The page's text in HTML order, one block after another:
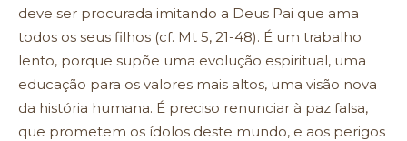
deve ser procurada imitando a Deus Pai que ama
todos os seus filhos (cf. Mt 5, 21-48). É um trabalho
lento, porque supõe uma evolução espiritual, uma
educação para os valores mais altos, uma visão nova
da história humana. É preciso renunciar à paz falsa,
que prometem os ídolos deste mundo, e aos perigos